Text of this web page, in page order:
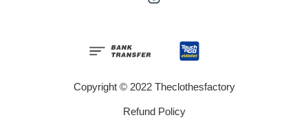
Copyright © 2022 Theclothesfactory
Refund Policy